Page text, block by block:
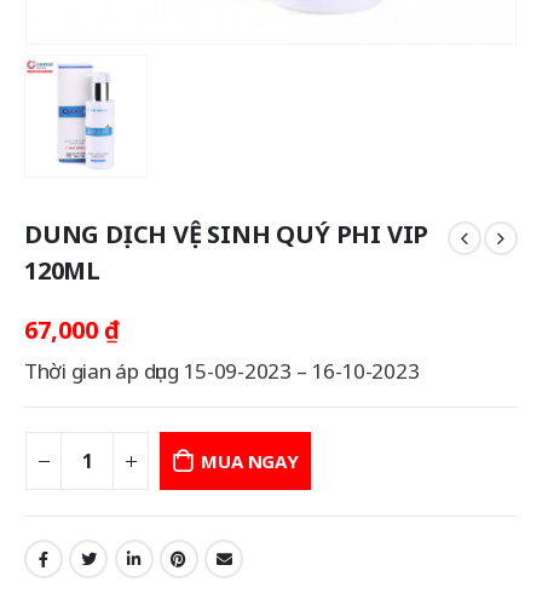
DUNG DỊCH VỆ SINH QUÝ PHI VIP
120ML
67,000 ₫
Thời gian áp dụng 15-09-2023 – 16-10-2023
MUA NGAY